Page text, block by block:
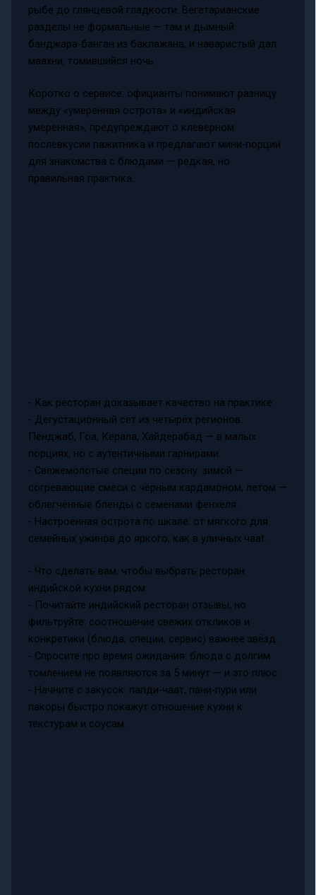
рыбе до глянцевой гладкости. Вегетарианские
разделы не формальные — там и дымный
банджара-банган из баклажана, и наваристый дал
маахни, томившийся ночь.
Коротко о сервисе: официанты понимают разницу
между «умеренная острота» и «индийская
умеренная», предупреждают о клеверном
послевкусии пажитника и предлагают мини-порции
для знакомства с блюдами — редкая, но
правильная практика.
- Как ресторан доказывает качество на практике:
- Дегустационный сет из четырёх регионов:
Пенджаб, Гоа, Керала, Хайдерабад — в малых
порциях, но с аутентичными гарнирами.
- Свежемолотые специи по сезону: зимой —
согревающие смеси с чёрным кардамоном, летом —
облегчённые бленды с семенами фенхеля.
- Настроенная острота по шкале: от мягкого для
семейных ужинов до яркого, как в уличных чaat.
- Что сделать вам, чтобы выбрать ресторан
индийской кухни рядом:
- Почитайте индийский ресторан отзывы, но
фильтруйте: соотношение свежих откликов и
конкретики (блюда, специи, сервис) важнее звёзд.
- Спросите про время ожидания: блюда с долгим
томлением не появляются за 5 минут — и это плюс.
- Начните с закусок: папди-чаат, пани-пури или
пакоры быстро покажут отношение кухни к
текстурам и соусам.